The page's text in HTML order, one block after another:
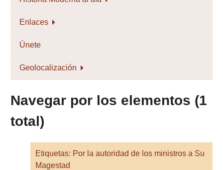
Enlaces
Únete
Geolocalización
Navegar por los elementos (1
total)
Etiquetas: Por la autoridad de los ministros a Su
Magestad